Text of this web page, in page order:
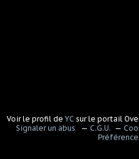
Voir le profil de YC sur le portail
Signaler un abus
C.G.U.